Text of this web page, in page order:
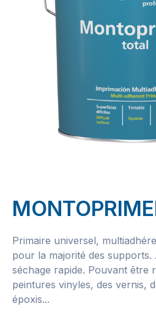
Primaire universel,
pour la majorité des supports.
séchage rapide. Pouvant être
peintures vinyles, des vernis,
époxis...